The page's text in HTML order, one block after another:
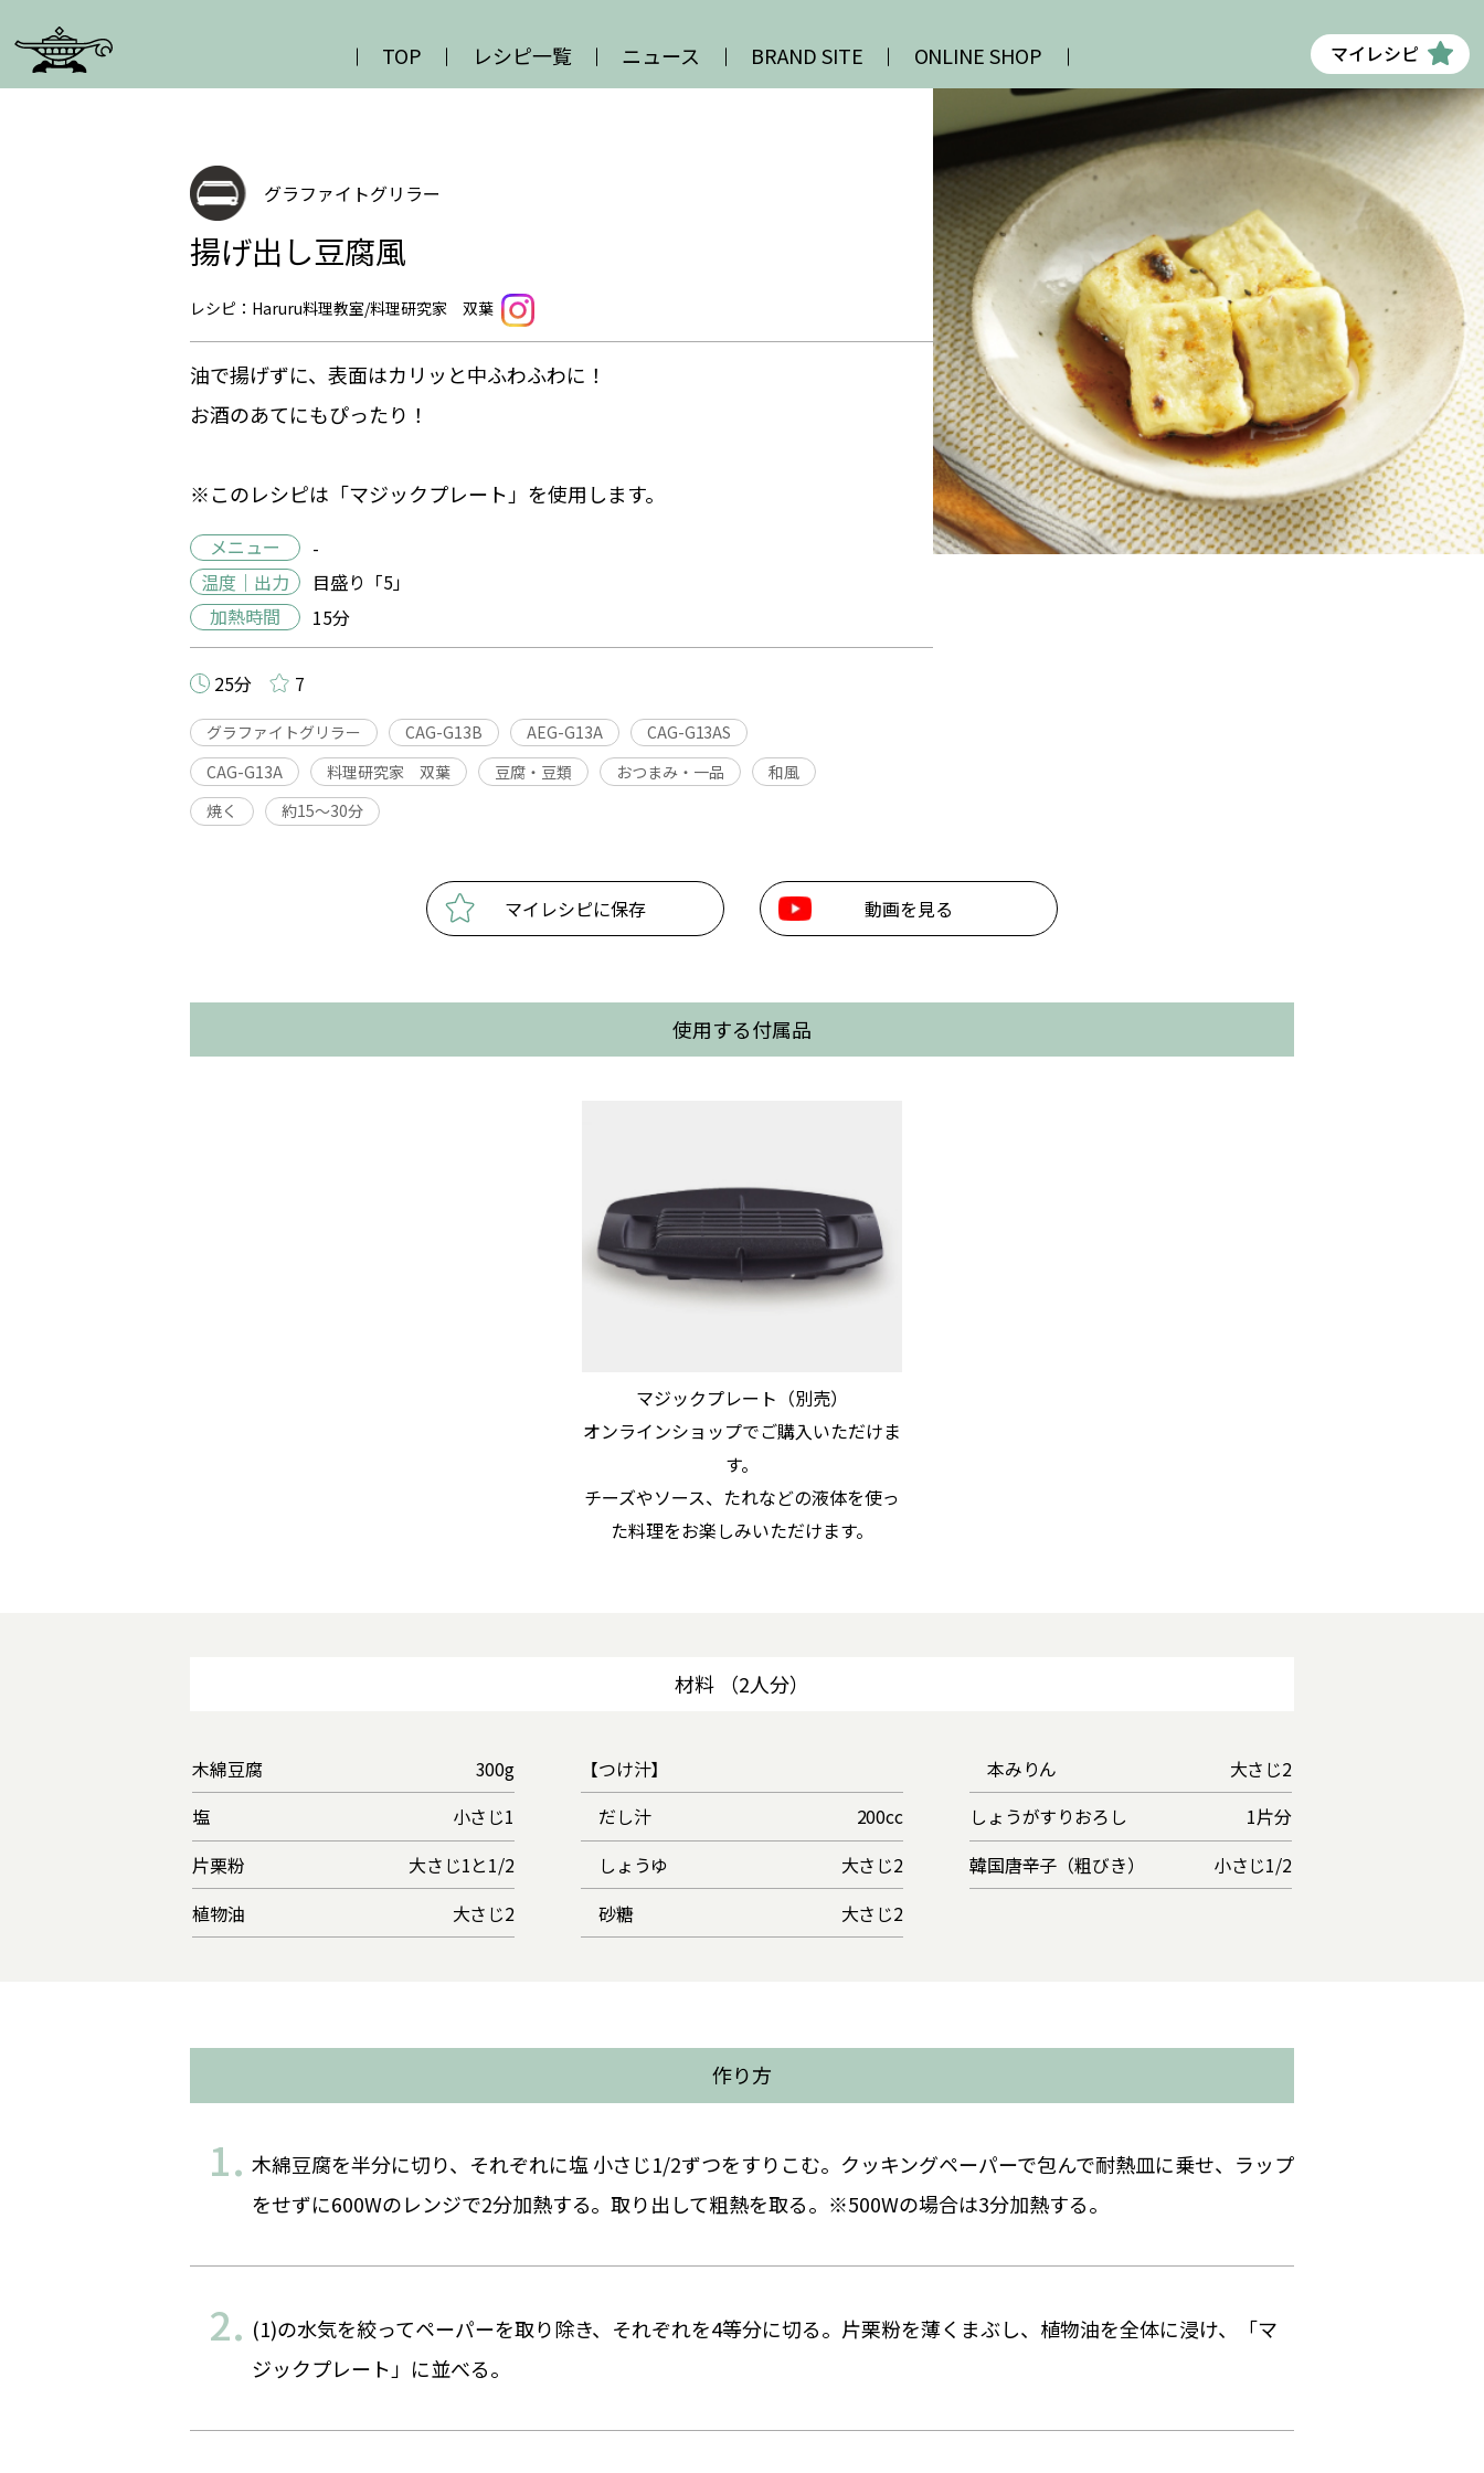
TOP レシピ一覧 ニュース BRAND SITE ONLINE SHOP マイレシピ
グラファイトグリラー
揚げ出し豆腐風
レシピ：Haruru料理教室/料理研究家 双葉
油で揚げずに、表面はカリッと中ふわふわに！
お酒のあてにもぴったり！
※このレシピは「マジックプレート」を使用します。
メニュー
-
温度｜出力
目盛り「5」
加熱時間
15分
25分 7
グラファイトグリラー CAG-G13B AEG-G13A
CAG-G13AS
CAG-G13A
料理研究家 双葉 豆腐・豆類 おつまみ・一品
和風
焼く
約15〜30分
マイレシピに保存 動画を見る
使用する付属品
マジックプレート（別売）
オンラインショップでご購入いただけま
す。
チーズやソース、たれなどの液体を使っ
た料理をお楽しみいただけます。
材料 （2人分）
木綿豆腐
300g
塩
小さじ1
片栗粉
大さじ1と1/2
植物油
大さじ2
【つけ汁】
だし汁
200cc
しょうゆ
大さじ2
砂糖
大さじ2
本みりん
大さじ2
しょうがすりおろし
1片分
韓国唐辛子（粗びき）
小さじ1/2
作り方
木綿豆腐を半分に切り、それぞれに塩 小さじ1/2ずつをすりこむ。クッキングペーパーで包んで耐熱皿に乗せ、ラップ
をせずに600Wのレンジで2分加熱する。取り出して粗熱を取る。※500Wの場合は3分加熱する。
(1)の水気を絞ってペーパーを取り除き、それぞれを4等分に切る。片栗粉を薄くまぶし、植物油を全体に浸け、「マ
ジックプレート」に並べる。